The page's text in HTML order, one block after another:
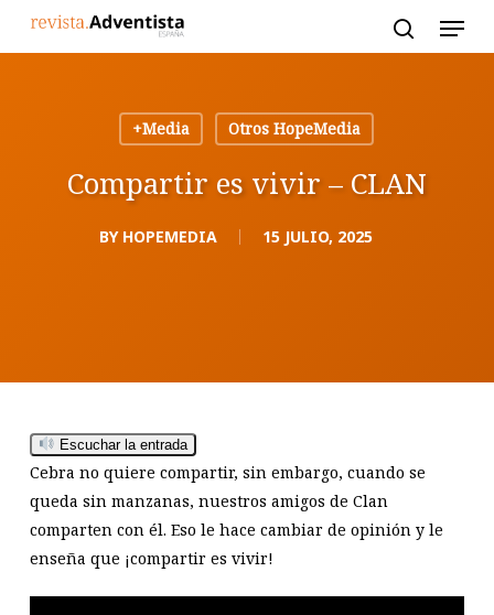
+Media
Otros HopeMedia
Compartir es vivir – CLAN
BY HOPEMEDIA 15 JULIO, 2025
Escuchar la entrada
Cebra no quiere compartir, sin embargo, cuando se
queda sin manzanas, nuestros amigos de Clan
comparten con él. Eso le hace cambiar de opinión y le
enseña que ¡compartir es vivir!